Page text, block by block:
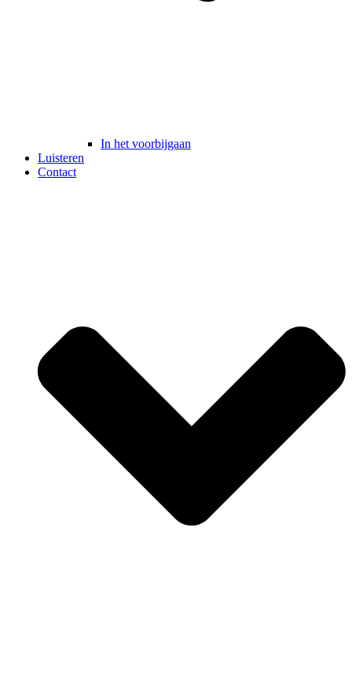
In het voorbijgaan
Luisteren
Contact